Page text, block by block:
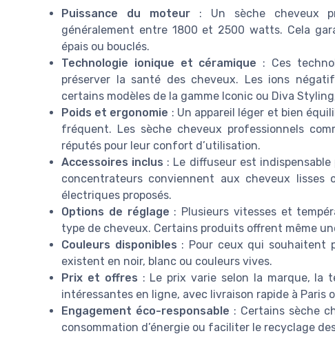
Puissance du moteur: Un sèche cheveux
généralement entre 1800 et 2500 watts. Cela
épais ou bouclés.
Technologie ionique et céramique : Ces
préserver la santé des cheveux. Les ions
certains modèles de la gamme Iconic ou Diva
Poids et ergonomie : Un appareil léger et bien
fréquent. Les sèche cheveux professionnels
réputés pour leur confort d’utilisation.
Accessoires inclus : Le diffuseur est
concentrateurs conviennent aux cheveux lisses
électriques proposés.
Options de réglage : Plusieurs vitesses et
type de cheveux. Certains produits offrent même
Couleurs disponibles : Pour ceux qui souhaitent
existent en noir, blanc ou couleurs vives.
Prix et offres : Le prix varie selon la marque, la
intéressantes en ligne, avec livraison rapide à Paris
Engagement éco-responsable : Certains sèche
consommation d’énergie ou faciliter le recyclage